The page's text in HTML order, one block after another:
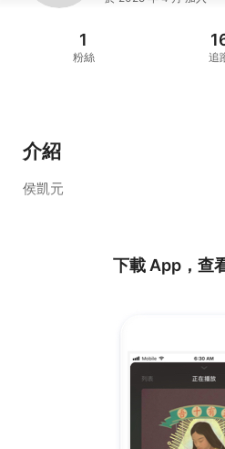
1
粉絲 追
介紹
侯凱元
下載 App，查